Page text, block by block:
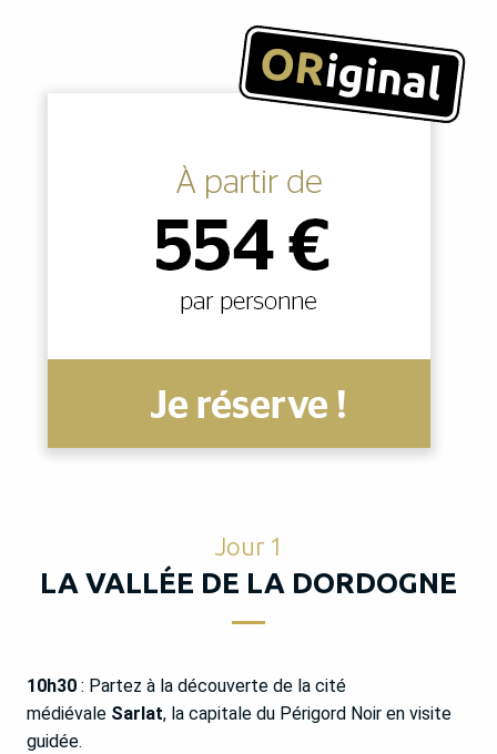
Jour 1
LA VALLÉE DE LA DORDOGNE
10h30 : Partez à la découverte de la cité
médiévale Sarlat, la capitale du Périgord Noir en visite
guidée.